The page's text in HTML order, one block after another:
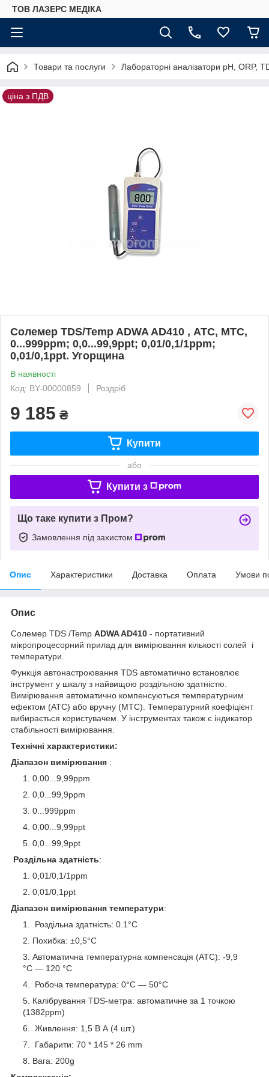
ТОВ ЛАЗЕРС МЕДІКА
Товари та послуги Лабораторні аналізатори pH, ORP,
ціна з ПДВ
Солемер TDS/Temp ADWA AD410 , АТС, МТС,
0...999ppm; 0,0...99,9ppt; 0,01/0,1/1ppm;
0,01/0,1ppt. Угорщина
В наявності
Код: BY-00000859
Роздріб
9 185 ₴
Купити
або
Купити з
Що таке купити з Пром?
Замовлення під захистом
Опис Характеристики Доставка Оплата Умови
Опис
Солемер TDS /Temp ADWA AD410 - портативний
мікропроцесорний прилад для вимірювання кількості солей і
температури.
Функція автонастроювання TDS автоматично встановлює
інструмент у шкалу з найвищою роздільною здатністю.
Вимірювання автоматично компенсуються температурним
ефектом (ATC) або вручну (MTC). Температурний коефіцієнт
вибирається користувачем. У інструментах також є індикатор
стабільності вимірювання.
Технічні характеристики:
Діапазон вимірювання :
0,00...9,99ppm
0,0...99,9ppm
0...999ppm
0,00...9,99ppt
0,0...99,9ppt
Роздільна здатність:
0,01/0,1/1ppm
0,01/0,1ppt
Діапазон вимірювання температури:
Роздільна здатність: 0.1°C
Похибка: ±0,5°C
Автоматична температурна компенсація (АТС): -9,9
°C ― 120 °C
Робоча температура: 0°C — 50°C
Калібрування TDS-метра: автоматичне за 1 точкою
(1382ppm)
Живлення: 1,5 В А (4 шт.)
Габарити: 70 * 145 * 26 mm
Вага: 200g